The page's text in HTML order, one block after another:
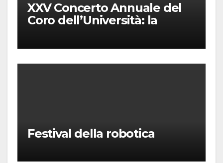
XXV Concerto Annuale del
Coro dell’Università: la
Puccini
Festival della robotica